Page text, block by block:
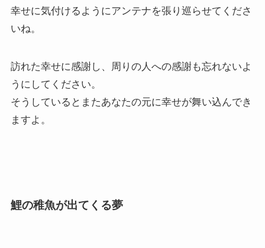
幸せに気付けるようにアンテナを張り巡らせてくださ
いね。
訪れた幸せに感謝し、周りの人への感謝も忘れないよ
うにしてください。
そうしているとまたあなたの元に幸せが舞い込んでき
ますよ。
鯉の稚魚が出てくる夢